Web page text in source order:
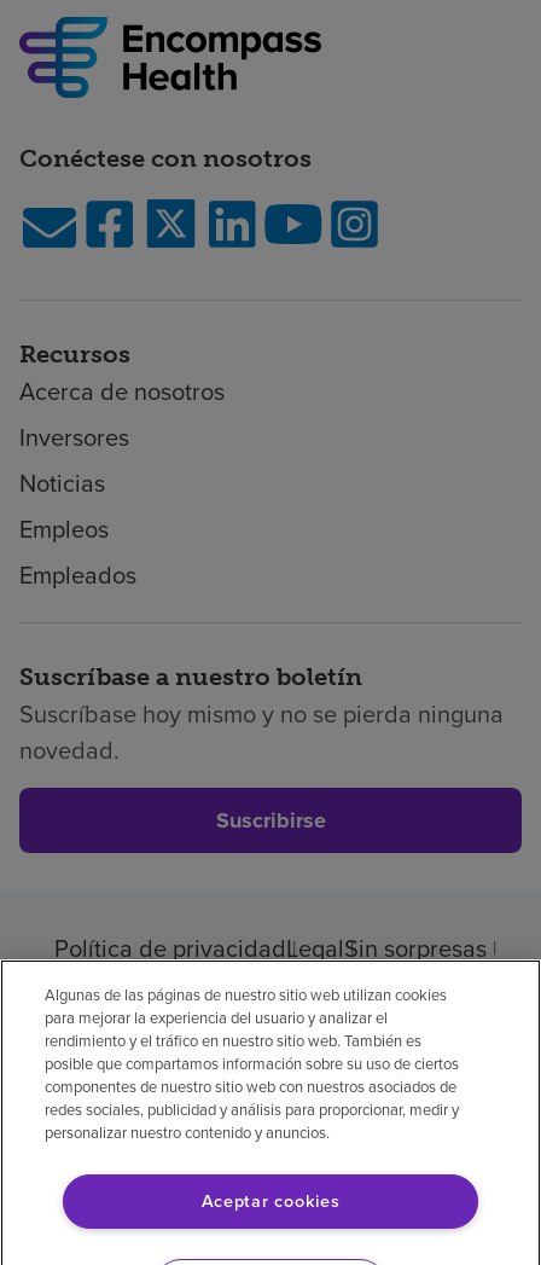
Conéctese con nosotros
Recursos
Acerca de nosotros
Inversores
Noticias
Empleos
Empleados
Suscríbase a nuestro boletín
Suscríbase hoy mismo y no se pierda ninguna
novedad.
Suscribirse
Política de privacidadLegalSin sorpresas
AccesibilidadSi no habla inglés
Aviso de no discriminación
Cumplimiento de los proveedores
Transparencia de precios
© 2026 Encompass Health Corporation
Algunas de las páginas de nuestro sitio web utilizan cookies
para mejorar la experiencia del usuario y analizar el
rendimiento y el tráfico en nuestro sitio web. También es
posible que compartamos información sobre su uso de ciertos
componentes de nuestro sitio web con nuestros asociados de
redes sociales, publicidad y análisis para proporcionar, medir y
personalizar nuestro contenido y anuncios.
Aceptar cookies